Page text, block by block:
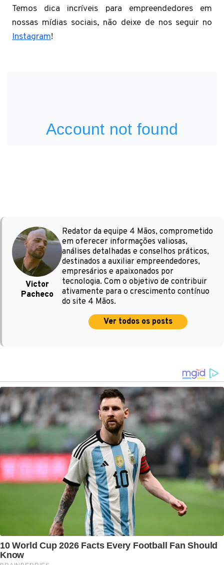
Temos dica incríveis para empreendedores em
nossas mídias sociais, não deixe de nos seguir no
Instagram!
Victor
Pacheco
Redator da equipe 4 Mãos, comprometido
em oferecer informações valiosas,
análises detalhadas e conselhos práticos,
destinados a auxiliar empreendedores,
empresários e apaixonados por
tecnologia. Com o objetivo de contribuir
ativamente para o crescimento contínuo
do site 4 Mãos.
Ver todos os posts